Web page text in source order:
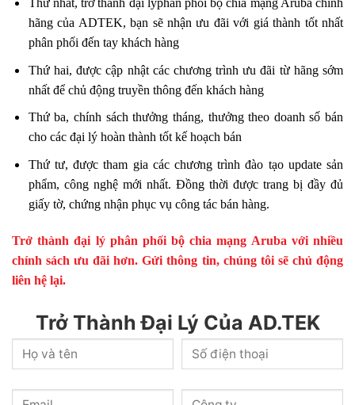
Thứ nhất, trở thành đại lýphân phối bộ chia mạng Aruba chính
hãng của ADTEK, bạn sẽ nhận ưu đãi với giá thành tốt nhất
phân phối đến tay khách hàng
Thứ hai, được cập nhật các chương trình ưu đãi từ hãng sớm
nhất để chủ động truyền thông đến khách hàng
Thứ ba, chính sách thưởng tháng, thưởng theo doanh số bán
cho các đại lý hoàn thành tốt kế hoạch bán
Thứ tư, được tham gia các chương trình đào tạo update sản
phẩm, công nghệ mới nhất. Đồng thời được trang bị đầy đủ
giấy tờ, chứng nhận phục vụ công tác bán hàng.
Trở thành đại lý phân phối bộ chia mạng Aruba với nhiều
chính sách ưu đãi hơn. Gửi thông tin, chúng tôi sẽ chủ động
liên hệ lại.
Trở Thành Đại Lý Của AD.TEK